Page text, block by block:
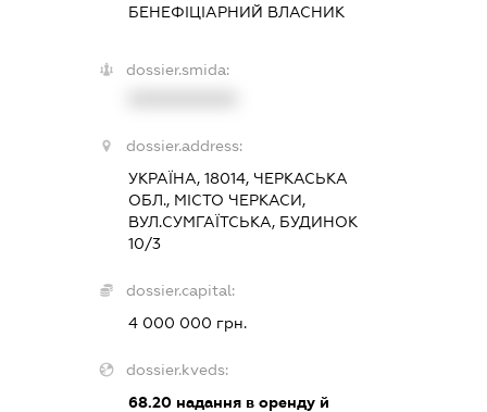
БЕНЕФІЦІАРНИЙ ВЛАСНИК
dossier.smida:
dossier.address:
УКРАЇНА, 18014, ЧЕРКАСЬКА
ОБЛ., МІСТО ЧЕРКАСИ,
ВУЛ.СУМГАЇТСЬКА, БУДИНОК
10/3
dossier.capital:
4 000 000 грн.
dossier.kveds:
68.20надання в оренду й